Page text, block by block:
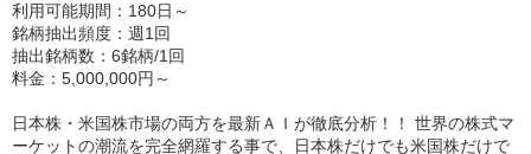
利用可能期間：180日～
銘柄抽出頻度：週1回
抽出銘柄数：6銘柄/1回
料金：5,000,000円～
日本株・米国株市場の両方を最新ＡＩが徹底分析！！ 世界の株式マ
ーケットの潮流を完全網羅する事で、日本株だけでも米国株だけで